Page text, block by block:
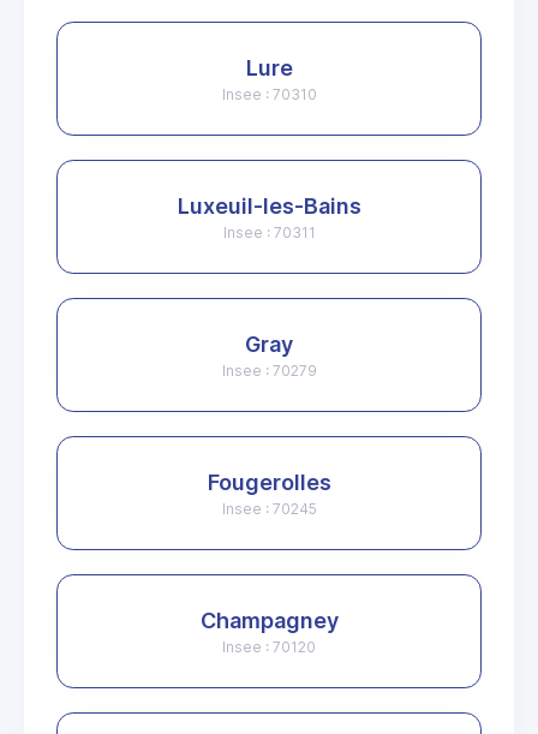
Lure
Insee : 70310
Luxeuil-les-Bains
Insee : 70311
Gray
Insee : 70279
Fougerolles
Insee : 70245
Champagney
Insee : 70120